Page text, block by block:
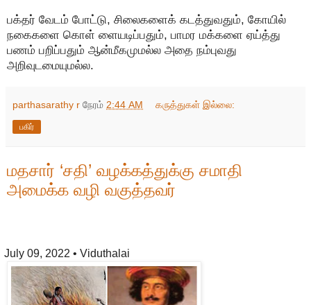
பக்தர் வேடம் போட்டு, சிலைகளைக் கடத்துவதும், கோயில்
நகைகளை கொள் ளையடிப்பதும், பாமர மக்களை ஏய்த்து
பணம் பறிப்பதும் ஆன்மீகமுமல்ல அதை நம்புவது
அறிவுடமையுமல்ல.
parthasarathy r நேரம் 2:44 AM கருத்துகள் இல்லை:
பகிர்
மதசார் ‘சதி’ வழக்கத்துக்கு சமாதி
அமைக்க வழி வகுத்தவர்
09, 2022• Viduthalai